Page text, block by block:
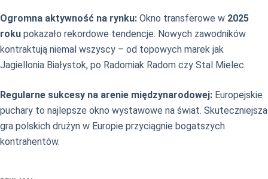
Ogromna aktywność na rynku: Okno transferowe w 2025
roku pokazało rekordowe tendencje. Nowych zawodników
kontraktują niemal wszyscy – od topowych marek jak
Jagiellonia Białystok, po Radomiak Radom czy Stal Mielec.
Regularne sukcesy na arenie międzynarodowej: Europejskie
puchary to najlepsze okno wystawowe na świat. Skuteczniejsza
gra polskich drużyn w Europie przyciągnie bogatszych
kontrahentów.